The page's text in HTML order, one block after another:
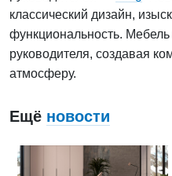
классический дизайн,
функциональность. Мебель
руководителя, создавая
атмосферу.
Ещё новости